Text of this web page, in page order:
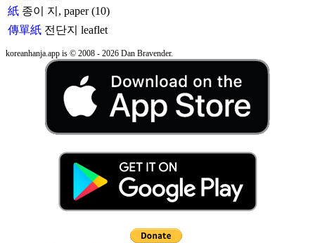
紙 종이 지, paper (10)
傳單紙 전단지 leaflet
koreanhanja.app is © 2008 - 2026 Dan Bravender.